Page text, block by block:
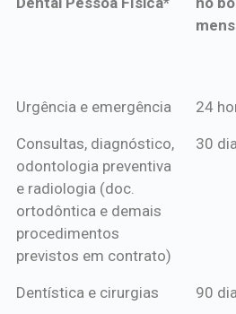
*Procedimentos Amil
Urgência e emergência 24
Consultas, diagnóstico,
odontologia preventiva
e radiologia (doc.
ortodôntica e demais
procedimentos
previstos em contrato)
30
Dentística e cirurgias 90